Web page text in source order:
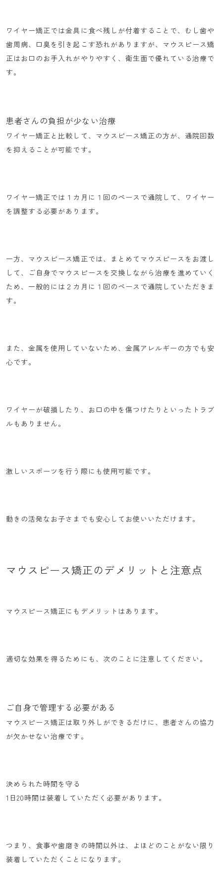
ワイヤー矯正では金具に食べ残しが付着することで、 むし歯や
歯周病、口臭を引き起こす恐れがありますが、マウスピース矯
正はお口のお手入れがやりやすく、 衛生面で優れている治療で
す。
患者さんの負担が少ない治療
ワイヤー矯正と比較して、マウスピース矯正の方が、 通院回数
を抑える ことが可能です。
ワイヤー矯正では１カ月に１回のペースで通院して、ワイヤー
を調整する必要があります。
一方、マウスピース矯正では、まとめてマウスピースをお渡し
して、
ご自身でマウスピースを交換 しながら治療を進めていく
ため、一般的には２カ月に１回のペースで通院していただきま
す。
また、金属を使用していないため、 金属アレルギーの方でも安
心です。
ワイヤーが破損したり、お口の中を傷つけたりといったトラブ
ルもありません。
激しいスポーツを行う際にも使用可能です。
動きの活発なお子さまでも安心してお使いいただけます。
マウスピース矯正のデメリットと注意点
マウスピース矯正にもデメリットはあります。
適切な効果を得るためにも、次のことに注意してください。
ご自身で管理する必要がある
マウスピース矯正は取り外しができるだけに、 患者さんの協力
が欠かせない治療です。
決められた時間を守る
1日20時間 は装着していただく必要があります。
つまり、食事や歯磨きの時間以外は、よほどのことがない限り
装着していただくことになります。